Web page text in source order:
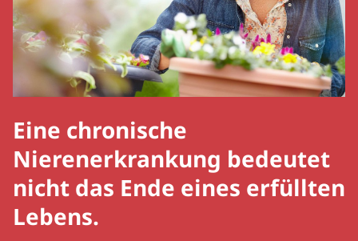
Eine chronische
Nierenerkrankung bedeutet
nicht das Ende eines erfüllten
Lebens.